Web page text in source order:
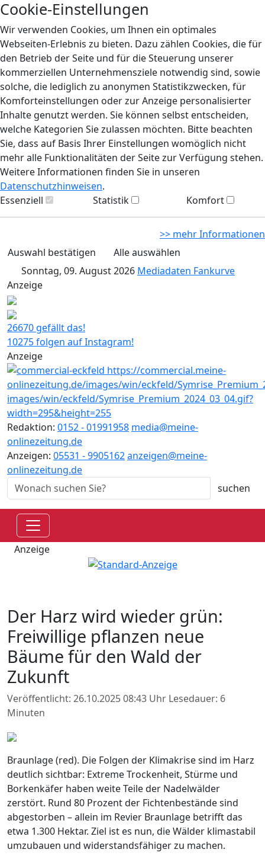
Cookie-Einstellungen
Wir verwenden Cookies, um Ihnen ein optimales
Webseiten-Erlebnis zu bieten. Dazu zählen Cookies, die für
den Betrieb der Seite und für die Steuerung unserer
kommerziellen Unternehmensziele notwendig sind, sowie
solche, die lediglich zu anonymen Statistikzwecken, für
Komforteinstellungen oder zur Anzeige personalisierter
Inhalte genutzt werden. Sie können selbst entscheiden,
welche Kategorien Sie zulassen möchten. Bitte beachten
Sie, dass auf Basis Ihrer Einstellungen womöglich nicht
mehr alle Funktionalitäten der Seite zur Verfügung stehen.
Weitere Informationen finden Sie in unseren
Datenschutzhinweisen.
Essenziell
Statistik Komfort
>> mehr Informationen
Auswahl bestätigen
Alle auswählen
Sonntag, 09. August 2026 Mediadaten Fankurve
Anzeige
26670 gefällt das!
10275 folgen auf Instagram!
Anzeige
Redaktion: 0152 - 01991958 media@meine-
onlinezeitung.de
Anzeigen: 05531 - 9905162anzeigen@meine-
onlinezeitung.de
Anzeige
Der Harz wird wieder grün:
Freiwillige pflanzen neue
Bäume für den Wald der
Zukunft
Veröffentlicht: 26.10.2025 08:43 Uhr Lesedauer: 6
Minuten
Braunlage (red). Die Folgen der Klimakrise sind im Harz
deutlich sichtbar: Extreme Trockenheit, Stürme und
Borkenkäfer haben weite Teile der Nadelwälder
zerstört. Rund 80 Prozent der Fichtenbestände sind
abgestorben – allein im Revier Braunlage betrifft das
etwa 1.300 Hektar. Ziel ist es nun, die Wälder klimastabil
umzubauen und widerstandsfähiger zu machen.